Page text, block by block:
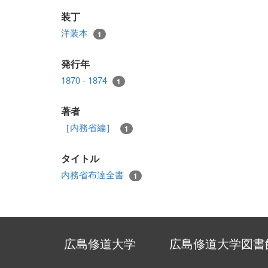
装丁
洋装本 1
発行年
1870 - 1874 1
著者
［内務省編］ 1
タイトル
内務省布達全書 1
広島修道大学 広島修道大学図